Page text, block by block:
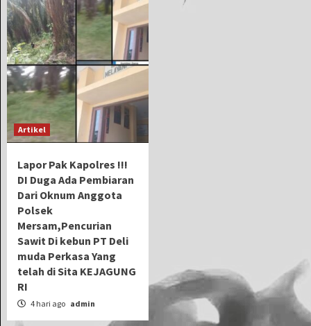
Artikel
Lapor Pak Kapolres !!!
DI Duga Ada Pembiaran
Dari Oknum Anggota
Polsek
Mersam,Pencurian
Sawit Di kebun PT Deli
muda Perkasa Yang
telah di Sita KEJAGUNG
RI
4 hari ago admin